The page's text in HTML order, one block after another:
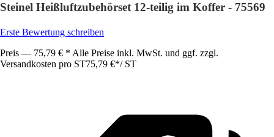
Steinel Heißluftzubehörset 12-teilig im Koffer - 75569
Erste Bewertung schreiben
Preis — 75,79 € * Alle Preise inkl. MwSt. und ggf. zzgl.
Versandkosten pro ST75,79 €*/ ST